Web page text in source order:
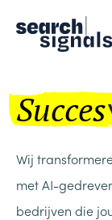
Succes
Wij
met AI-
bedrijven die